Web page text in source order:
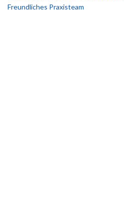
Freundliches Praxisteam